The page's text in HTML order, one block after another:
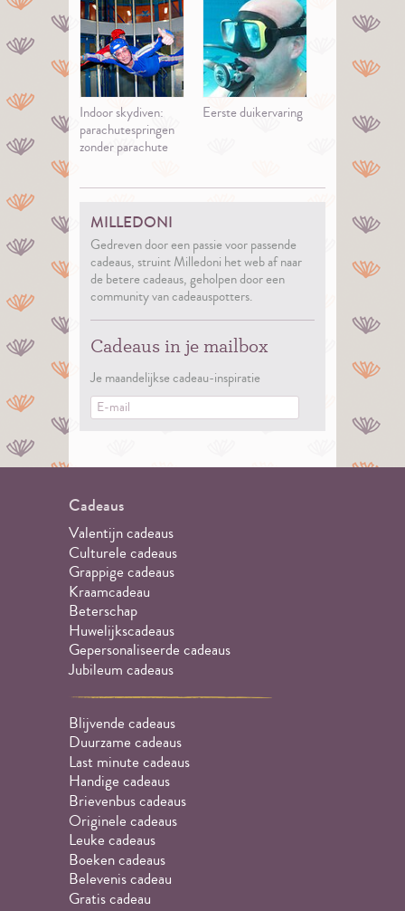
Indoor skydiven:
parachutespringen
zonder parachute
Eerste duikervaring
MILLEDONI
Gedreven door een passie voor passende
cadeaus, struint Milledoni het web af naar
de betere cadeaus, geholpen door een
community van cadeauspotters.
Cadeaus in je mailbox
Je maandelijkse cadeau-inspiratie
Cadeaus
Valentijn cadeaus
Culturele cadeaus
Grappige cadeaus
Kraamcadeau
Beterschap
Huwelijkscadeaus
Gepersonaliseerde cadeaus
Jubileum cadeaus
Blijvende cadeaus
Duurzame cadeaus
Last minute cadeaus
Handige cadeaus
Brievenbus cadeaus
Originele cadeaus
Leuke cadeaus
Boeken cadeaus
Belevenis cadeau
Gratis cadeau